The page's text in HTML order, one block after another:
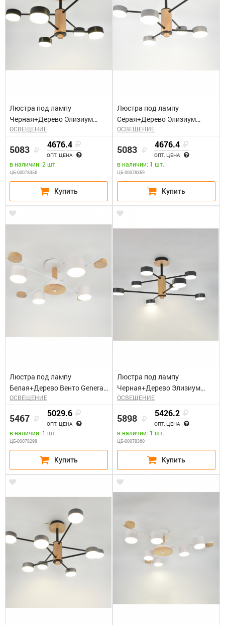
Люстра под лампу
Черная+Дерево Элизиум
General GCHL-6GX53-M
ОСВЕЩЕНИЕ
5083 4676.4
ОПТ. ЦЕНА
в наличии: 2 шт.
ЦБ-00078356
Люстра под лампу
Серая+Дерево Элизиум
General GCHL-6GX53-M
ОСВЕЩЕНИЕ
5083 4676.4
ОПТ. ЦЕНА
в наличии: 1 шт.
ЦБ-00078359
Люстра под лампу
Белая+Дерево Венто General
GCHL-4GX53-M
ОСВЕЩЕНИЕ
5467 5029.6
ОПТ. ЦЕНА
в наличии: 1 шт.
ЦБ-00078298
Люстра под лампу
Черная+Дерево Элизиум
General GCHL-8GX53-M
ОСВЕЩЕНИЕ
5898 5426.2
ОПТ. ЦЕНА
в наличии: 1 шт.
ЦБ-00078360